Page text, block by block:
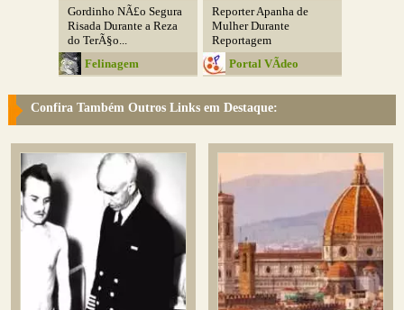
Gordinho NÃ£o Segura
Risada Durante a Reza
do TerÃ§o...
Felinagem
Reporter Apanha de
Mulher Durante
Reportagem
Portal VÃ­deo
Confira Também Outros Links em Destaque: